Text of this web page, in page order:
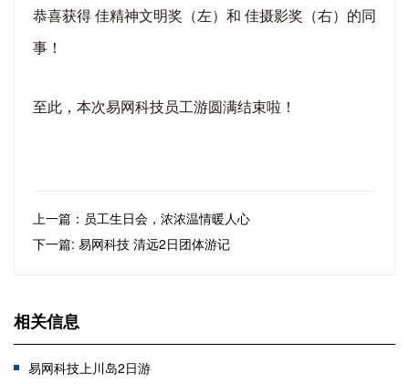
恭喜获得 佳精神文明奖（左）和 佳摄影奖（右）的同
事！
至此，本次易网科技员工游圆满结束啦！
上一篇：员工生日会，浓浓温情暖人心
下一篇: 易网科技 清远2日团体游记
相关信息
易网科技上川岛2日游